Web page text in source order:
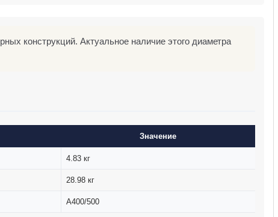
конструкций. Актуальное наличие этого диаметра
Значение
4.83 кг
28.98 кг
А400/500